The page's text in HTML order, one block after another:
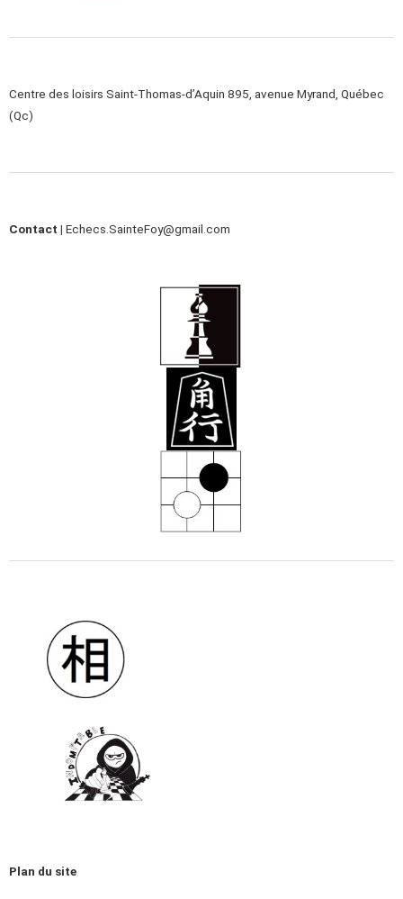
Centre des loisirs Saint-Thomas-d’Aquin 895, avenue Myrand, Québec
(Qc)
Contact | Echecs.SainteFoy@gmail.com
Plan du site